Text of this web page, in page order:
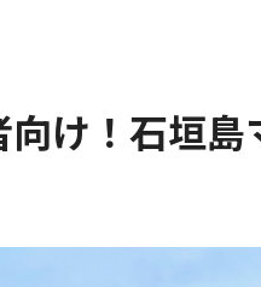
け！石垣